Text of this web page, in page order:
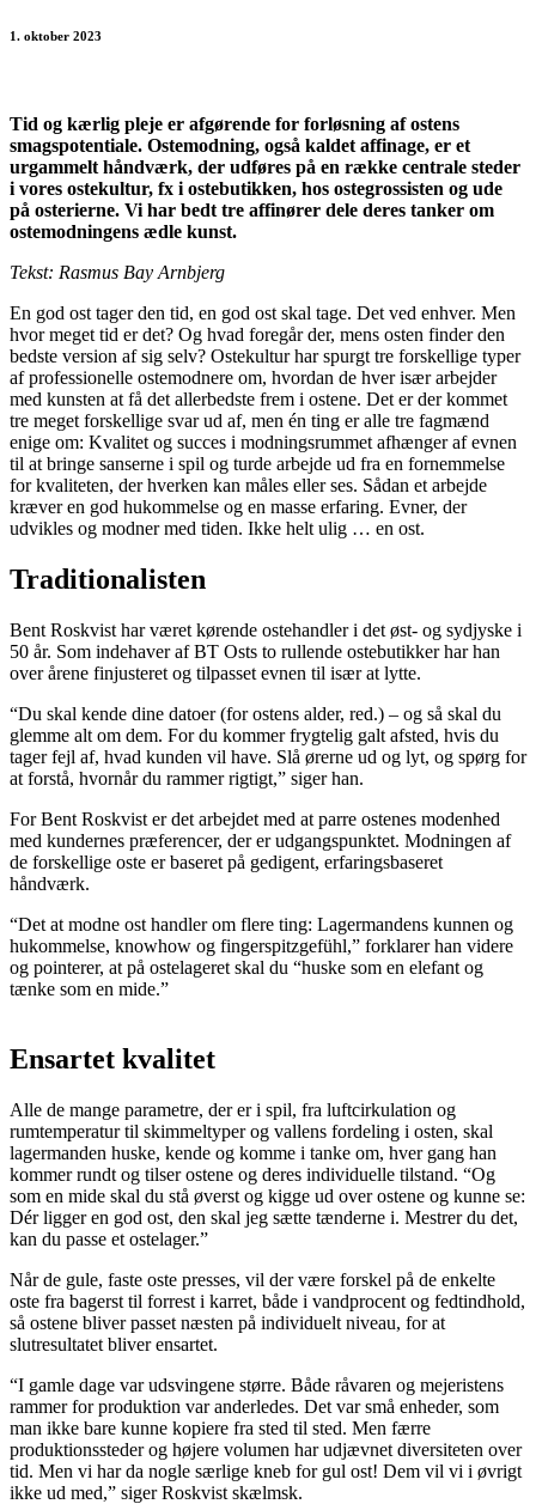
1. oktober 2023
Tid og kærlig pleje er afgørende for forløsning af ostens
smagspotentiale. Ostemodning, også kaldet affinage, er et
urgammelt håndværk, der udføres på en række centrale steder
i vores ostekultur, fx i ostebutikken, hos ostegrossisten og ude
på osterierne. Vi har bedt tre affinører dele deres tanker om
ostemodningens ædle kunst.
Tekst: Rasmus Bay Arnbjerg
En god ost tager den tid, en god ost skal tage. Det ved enhver. Men
hvor meget tid er det? Og hvad foregår der, mens osten finder den
bedste version af sig selv? Ostekultur har spurgt tre forskellige typer
af professionelle ostemodnere om, hvordan de hver især arbejder
med kunsten at få det allerbedste frem i ostene. Det er der kommet
tre meget forskellige svar ud af, men én ting er alle tre fagmænd
enige om: Kvalitet og succes i modningsrummet afhænger af evnen
til at bringe sanserne i spil og turde arbejde ud fra en fornemmelse
for kvaliteten, der hverken kan måles eller ses. Sådan et arbejde
kræver en god hukommelse og en masse erfaring. Evner, der
udvikles og modner med tiden. Ikke helt ulig … en ost.
Traditionalisten
Bent Roskvist har været kørende ostehandler i det øst- og sydjyske i
50 år. Som indehaver af BT Osts to rullende ostebutikker har han
over årene finjusteret og tilpasset evnen til især at lytte.
“Du skal kende dine datoer (for ostens alder, red.) – og så skal du
glemme alt om dem. For du kommer frygtelig galt afsted, hvis du
tager fejl af, hvad kunden vil have. Slå ørerne ud og lyt, og spørg for
at forstå, hvornår du rammer rigtigt,” siger han.
For Bent Roskvist er det arbejdet med at parre ostenes modenhed
med kundernes præferencer, der er udgangspunktet. Modningen af
de forskellige oste er baseret på gedigent, erfaringsbaseret
håndværk.
“Det at modne ost handler om flere ting: Lagermandens kunnen og
hukommelse, knowhow og fingerspitzgefühl,” forklarer han videre
og pointerer, at på ostelageret skal du “huske som en elefant og
tænke som en mide.”
Ensartet kvalitet
Alle de mange parametre, der er i spil, fra luftcirkulation og
rumtemperatur til skimmeltyper og vallens fordeling i osten, skal
lagermanden huske, kende og komme i tanke om, hver gang han
kommer rundt og tilser ostene og deres individuelle tilstand. “Og
som en mide skal du stå øverst og kigge ud over ostene og kunne se:
Dér ligger en god ost, den skal jeg sætte tænderne i. Mestrer du det,
kan du passe et ostelager.”
Når de gule, faste oste presses, vil der være forskel på de enkelte
oste fra bagerst til forrest i karret, både i vandprocent og fedtindhold,
så ostene bliver passet næsten på individuelt niveau, for at
slutresultatet bliver ensartet.
“I gamle dage var udsvingene større. Både råvaren og mejeristens
rammer for produktion var anderledes. Det var små enheder, som
man ikke bare kunne kopiere fra sted til sted. Men færre
produktionssteder og højere volumen har udjævnet diversiteten over
tid. Men vi har da nogle særlige kneb for gul ost! Dem vil vi i øvrigt
ikke ud med,” siger Roskvist skælmsk.